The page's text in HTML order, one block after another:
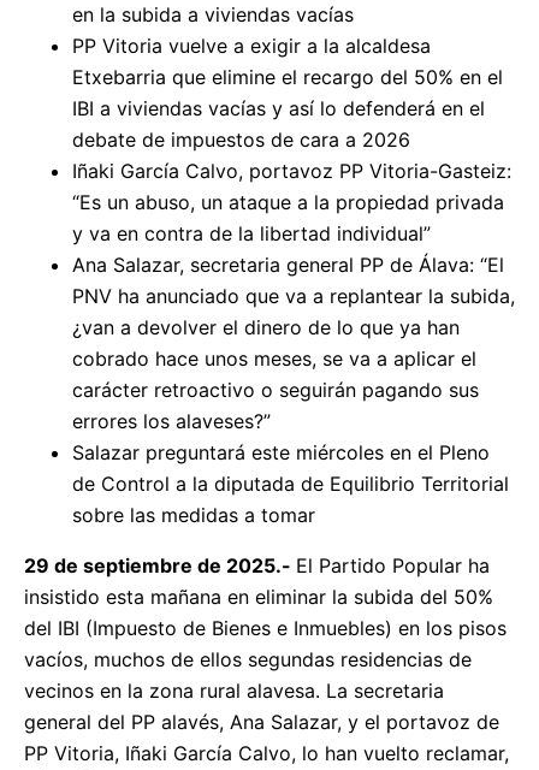
en la subida a viviendas vacías
PP Vitoria vuelve a exigir a la alcaldesa
Etxebarria que elimine el recargo del 50% en el
IBI a viviendas vacías y así lo defenderá en el
debate de impuestos de cara a 2026
Iñaki García Calvo, portavoz PP Vitoria-Gasteiz:
“Es un abuso, un ataque a la propiedad privada
y va en contra de la libertad individual”
Ana Salazar, secretaria general PP de Álava: “El
PNV ha anunciado que va a replantear la subida,
¿van a devolver el dinero de lo que ya han
cobrado hace unos meses, se va a aplicar el
carácter retroactivo o seguirán pagando sus
errores los alaveses?”
Salazar preguntará este miércoles en el Pleno
de Control a la diputada de Equilibrio Territorial
sobre las medidas a tomar
29 de septiembre de 2025.- El Partido Popular ha
insistido esta mañana en eliminar la subida del 50%
del IBI (Impuesto de Bienes e Inmuebles) en los pisos
vacíos, muchos de ellos segundas residencias de
vecinos en la zona rural alavesa. La secretaria
general del PP alavés, Ana Salazar, y el portavoz de
PP Vitoria, Iñaki García Calvo, lo han vuelto reclamar,